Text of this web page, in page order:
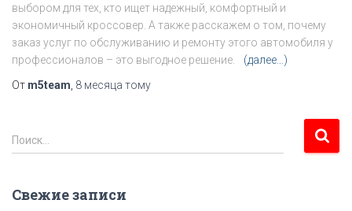
выбором для тех, кто ищет надежный, комфортный и
экономичный кроссовер. А также расскажем о том, почему
заказ услуг по обслуживанию и ремонту этого автомобиля у
профессионалов – это выгодное решение.
(далее…)
От m5team 8 месяца тому
Н
а
и
Поиск…
Свежие записи